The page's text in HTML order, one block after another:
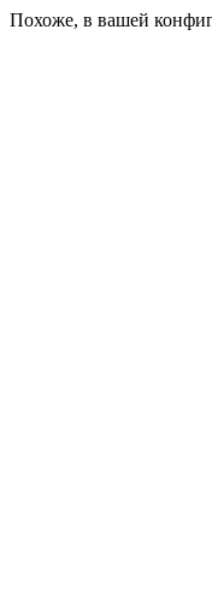
Похоже, в вашей